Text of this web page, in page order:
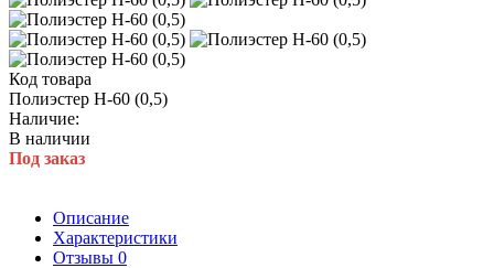
Код товара
Полиэстер Н-60 (0,5)
Наличие:
В наличии
Под заказ
Описание
Характеристики
Отзывы 0